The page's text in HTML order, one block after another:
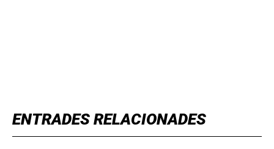
ENTRADES RELACIONADES